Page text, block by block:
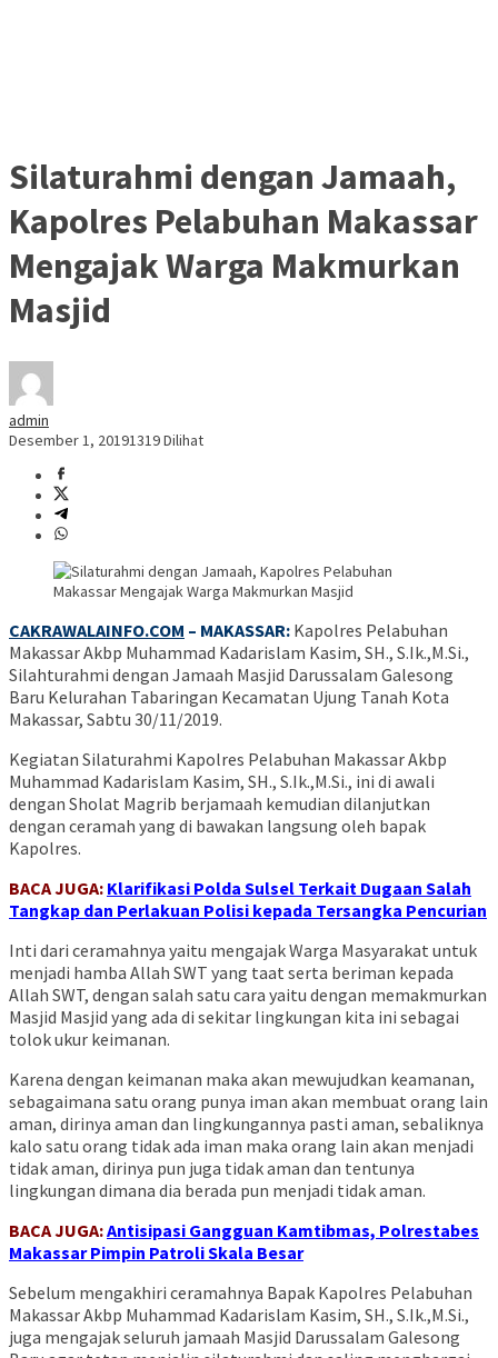
Silaturahmi dengan Jamaah,
Kapolres Pelabuhan Makassar
Mengajak Warga Makmurkan
Masjid
admin
Desember 1, 20191319 Dilihat
CAKRAWALAINFO.COM – MAKASSAR: Kapolres Pelabuhan
Makassar Akbp Muhammad Kadarislam Kasim, SH., S.Ik.,M.Si.,
Silahturahmi dengan Jamaah Masjid Darussalam Galesong
Baru Kelurahan Tabaringan Kecamatan Ujung Tanah Kota
Makassar, Sabtu 30/11/2019.
Kegiatan Silaturahmi Kapolres Pelabuhan Makassar Akbp
Muhammad Kadarislam Kasim, SH., S.Ik.,M.Si., ini di awali
dengan Sholat Magrib berjamaah kemudian dilanjutkan
dengan ceramah yang di bawakan langsung oleh bapak
Kapolres.
BACA JUGA: Klarifikasi Polda Sulsel Terkait Dugaan Salah
Tangkap dan Perlakuan Polisi kepada Tersangka Pencurian
Inti dari ceramahnya yaitu mengajak Warga Masyarakat untuk
menjadi hamba Allah SWT yang taat serta beriman kepada
Allah SWT, dengan salah satu cara yaitu dengan memakmurkan
Masjid Masjid yang ada di sekitar lingkungan kita ini sebagai
tolok ukur keimanan.
Karena dengan keimanan maka akan mewujudkan keamanan,
sebagaimana satu orang punya iman akan membuat orang lain
aman, dirinya aman dan lingkungannya pasti aman, sebaliknya
kalo satu orang tidak ada iman maka orang lain akan menjadi
tidak aman, dirinya pun juga tidak aman dan tentunya
lingkungan dimana dia berada pun menjadi tidak aman.
BACA JUGA:Antisipasi Gangguan Kamtibmas, Polrestabes
Makassar Pimpin Patroli Skala Besar
Sebelum mengakhiri ceramahnya Bapak Kapolres Pelabuhan
Makassar Akbp Muhammad Kadarislam Kasim, SH., S.Ik.,M.Si.,
juga mengajak seluruh jamaah Masjid Darussalam Galesong